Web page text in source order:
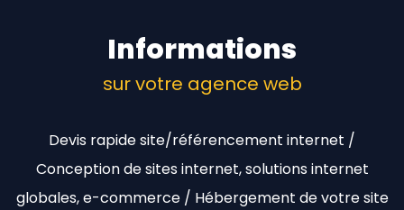
Informations
sur votre agence web
Devis rapide site/référencement internet /
Conception de sites internet, solutions internet
globales, e-commerce / Hébergement de votre site